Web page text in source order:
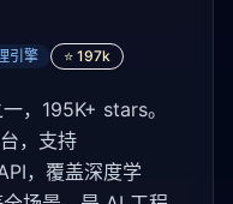
引擎 ⭐ 197k
，195K+ stars。
，支持
，覆盖深度学